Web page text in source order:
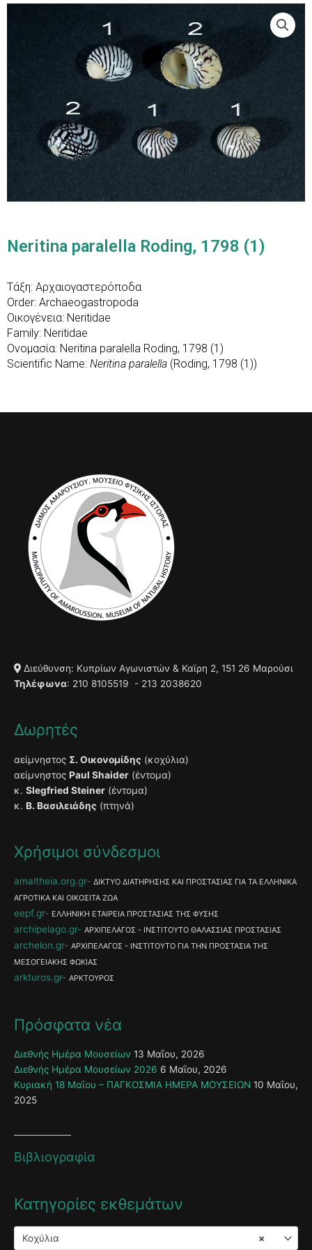
Neritina paralella Roding, 1798 (1)
Τάξη: Αρχαιογαστερόποδα
Order: Archaeogastropoda
Οικογένεια: Neritidae
Family: Neritidae
Ονομασία: Neritina paralella Roding, 1798 (1)
Scientific Name: Neritina paralella (Roding, 1798 (1))
Διεύθυνση: Κυπρίων Αγωνιστών & Καϊρη 2, 151 26 Μαρούσι
Τηλέφωνα: 210 8105519 - 213 2038620
Δωρητές
αείμνηστος Σ. Οικονομίδης (κοχύλια)
αείμνηστος Paul Shaider (έντομα)
κ. Slegfried Steiner (έντομα)
κ. Β. Βασιλειάδης (πτηνά)
Χρήσιμοι σύνδεσμοι
amaltheia.org.gr
ΔΙΚΤΥΟ ΔΙΑΤΗΡΗΣΗΣ ΚΑΙ ΠΡΟΣΤΑΣΙΑΣ ΓΙΑ ΤΑ ΕΛΛΗΝΙΚΑ
ΑΓΡΟΤΙΚΑ ΚΑΙ ΟΙΚΟΣΙΤΑ ΖΩΑ
eepf.gr ΕΛΛΗΝΙΚΗ ΕΤΑΙΡΕΙΑ ΠΡΟΣΤΑΣΙΑΣ ΤΗΣ ΦΥΣΗΣ
archipelago.gr ΑΡΧΙΠΕΛΑΓΟΣ - ΙΝΣΤΙΤΟΥΤΟ ΘΑΛΑΣΣΙΑΣ ΠΡΟΣΤΑΣΙΑΣ
archelon.gr
ΑΡΧΙΠΕΛΑΓΟΣ - ΙΝΣΤΙΤΟΥΤΟ ΓΙΑ ΤΗΝ ΠΡΟΣΤΑΣΙΑ ΤΗΣ
ΜΕΣΟΓΕΙΑΚΗΣ ΦΩΚΙΑΣ
arkturos.gr ΑΡΚΤΟΥΡΟΣ
Πρόσφατα νέα
Διεθνής Ημέρα Μουσείων 13 Μαΐου, 2026
Διεθνής Ημέρα Μουσείων 2026 6 Μαΐου, 2026
Κυριακή 18 Μαΐου – ΠΑΓΚΟΣΜΙΑ ΗΜΕΡΑ ΜΟΥΣΕΙΩΝ 10 Μαΐου,
2025
Βιβλιογραφία
Κατηγορίες εκθεμάτων
×
Κοχύλια